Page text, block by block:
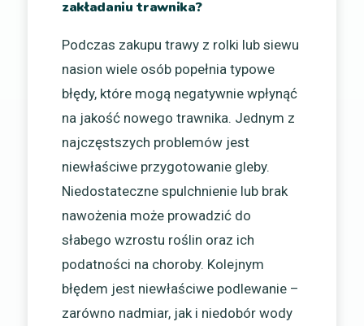
zakładaniu trawnika?
Podczas zakupu trawy z rolki lub siewu
nasion wiele osób popełnia typowe
błędy, które mogą negatywnie wpłynąć
na jakość nowego trawnika. Jednym z
najczęstszych problemów jest
niewłaściwe przygotowanie gleby.
Niedostateczne spulchnienie lub brak
nawożenia może prowadzić do
słabego wzrostu roślin oraz ich
podatności na choroby. Kolejnym
błędem jest niewłaściwe podlewanie –
zarówno nadmiar, jak i niedobór wody